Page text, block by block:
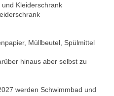
Kleiderschrank
Müllbeutel, Spülmittel
hinaus aber selbst zu
werden Schwimmbad und